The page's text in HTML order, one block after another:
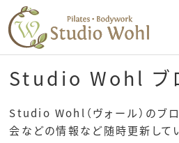
Studio Wohl ブ
Studio Wohl（ヴォール）のブ
会などの情報など随時更新して